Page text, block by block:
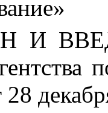
И
28